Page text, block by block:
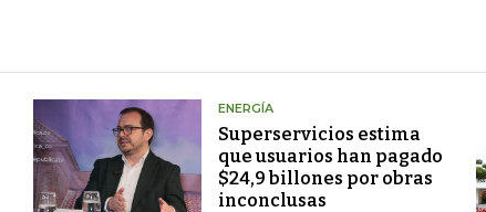
ENERGÍA
Superservicios estima
que usuarios han pagado
$24,9 billones por obras
inconclusas